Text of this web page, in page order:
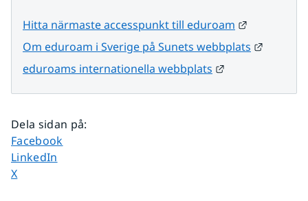
Hitta närmaste accesspunkt till eduroam
Om eduroam i Sverige på Sunets webbplats
eduroams internationella webbplats
Dela sidan på:
Dela sidan på
Facebook
Dela sidan på
LinkedIn
Dela sidan på
X